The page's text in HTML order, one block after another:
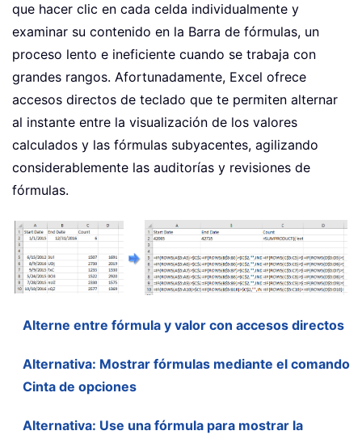
que hacer clic en cada celda individualmente y
examinar su contenido en la Barra de fórmulas, un
proceso lento e ineficiente cuando se trabaja con
grandes rangos. Afortunadamente, Excel ofrece
accesos directos de teclado que te permiten alternar
al instante entre la visualización de los valores
calculados y las fórmulas subyacentes, agilizando
considerablemente las auditorías y revisiones de
fórmulas.
Alterne entre fórmula y valor con accesos directos
Alternativa: Mostrar fórmulas mediante el comando
Cinta de opciones
Alternativa: Use una fórmula para mostrar la